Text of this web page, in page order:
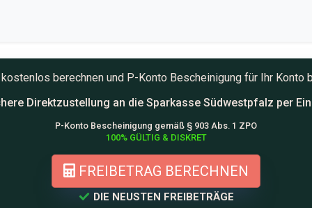
berechnen und P-Konto Bescheinigung für Ihr Konto
Direktzustellung an die Sparkasse Südwestpfalz per
P-Konto Bescheinigung gemäß § 903 Abs. 1 ZPO
100% GÜLTIG & DISKRET
FREIBETRAG BERECHNEN
DIE NEUSTEN FREIBETRÄGE